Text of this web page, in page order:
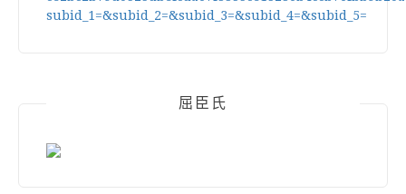
屈臣氏